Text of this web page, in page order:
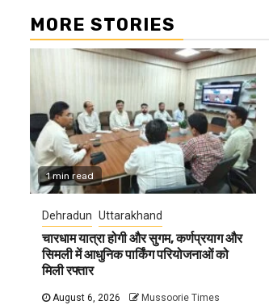
MORE STORIES
1 min read
Dehradun Uttarakhand
चारधाम यात्रा होगी और सुगम, कर्णप्रयाग और
सिमली में आधुनिक पार्किंग परियोजनाओं को
मिली रफ्तार
August 6, 2026 Mussoorie Times